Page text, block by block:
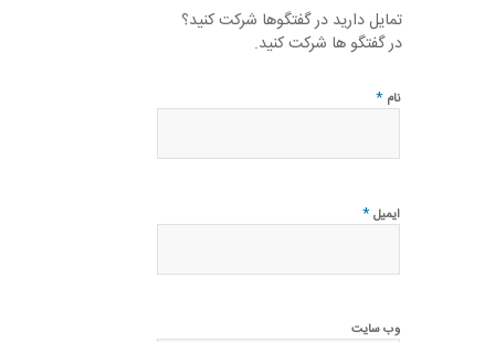
تمایل دارید در گفتگوها شرکت کنید؟
در گفتگو ها شرکت کنید.
نام *
ایمیل*
وب‌ سایت